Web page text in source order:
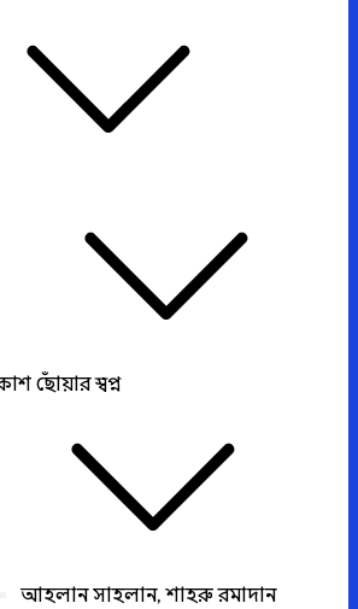
ছোঁয়ার স্বপ্ন
আহলান সাহলান, শাহরু রমাদান